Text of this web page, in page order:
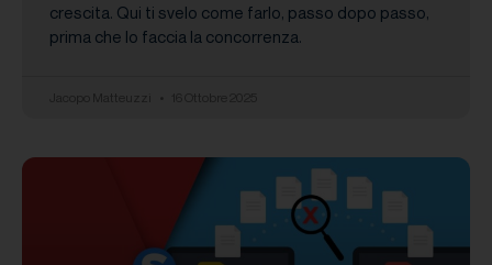
crescita. Qui ti svelo come farlo, passo dopo passo,
prima che lo faccia la concorrenza.